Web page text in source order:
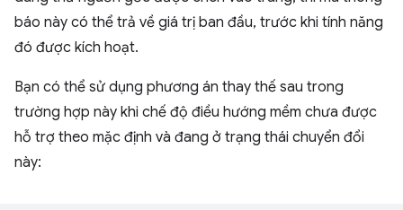
báo này có thể trả về giá trị ban đầu, trước khi tính năng
đó được kích hoạt.
Bạn có thể sử dụng phương án thay thế sau trong
trường hợp này khi chế độ điều hướng mềm chưa được
hỗ trợ theo mặc định và đang ở trạng thái chuyển đổi
này: